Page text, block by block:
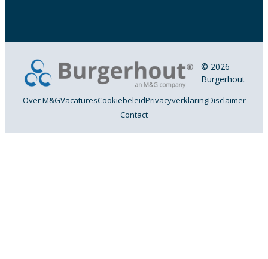
© 2026
Burgerhout
Over M&GVacaturesCookiebeleidPrivacyverklaringDisclaimer
Contact